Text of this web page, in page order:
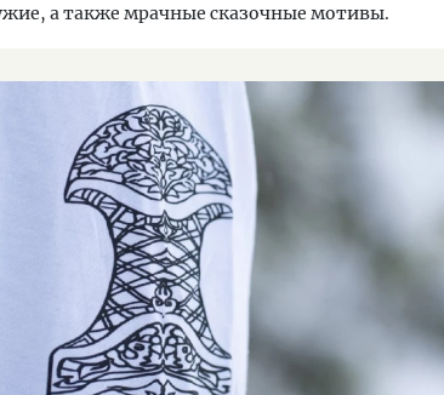
а также мрачные сказочные мотивы.